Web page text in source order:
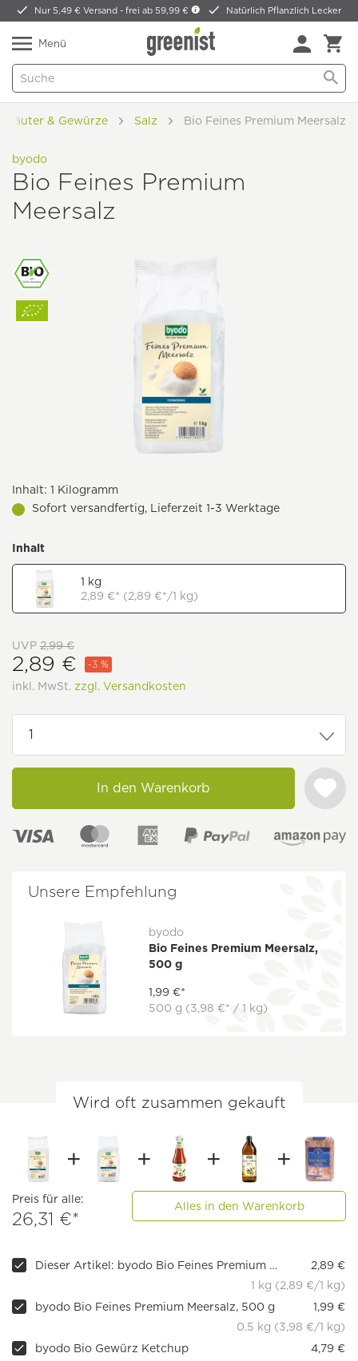
Nur 5,49 € Versand -frei ab 59,99 € Natürlich Pflanzlich Lecker
Menü
Kräuter & Gewürze Salz Bio Feines Premium Meersalz
byodo
Bio Feines Premium
Meersalz
Inhalt: 1 Kilogramm
Sofort versandfertig, Lieferzeit 1-3 Werktage
Inhalt
1 kg
2,89 €* (2,89 €*/1 kg)
UVP 2,99 €
2,89 € -3 %
inkl. MwSt. zzgl. Versandkosten
In den Warenkorb
Unsere Empfehlung
byodo
Bio Feines Premium Meersalz,
500 g
1,99 €*
500 g (3,98 €* / 1 kg)
Wird oft zusammen gekauft
Preis für alle:
26,31 €*
Alles in den Warenkorb
Dieser Artikel: byodo Bio Feines Premium Meersalz
2,89 €
1 kg (2,89 €/1 kg)
byodo Bio Feines Premium Meersalz, 500 g
1,99 €
0.5 kg (3,98 €/1 kg)
byodo Bio Gewürz Ketchup
4,79 €